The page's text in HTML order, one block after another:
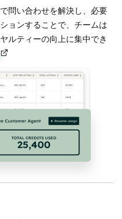
合わせを解決し、必要
することで、チームは
ィーの向上に集中でき